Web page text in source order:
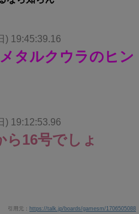
) 19:45:39.16
タルクウラのヒン
) 19:12:53.96
16号でしょ
引用元： https://talk.jp/boards/gamesm/1706505088